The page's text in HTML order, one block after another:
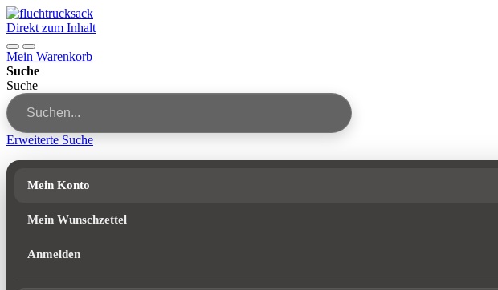
Direkt zum Inhalt
Mein Warenkorb
Suche
Suche
Erweiterte Suche
Mein Konto
Mein Wunschzettel
Anmelden